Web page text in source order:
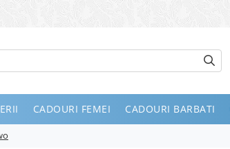
CADOURI FEMEI CADOURI BARBATI